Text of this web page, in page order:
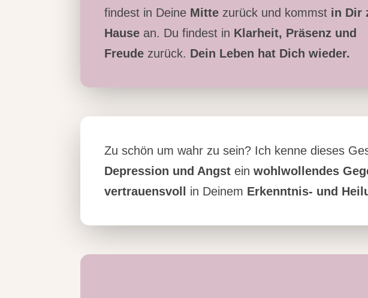
findest in Deine Mitte zurück und kommst in Dir
Hause an. Du findest in Klarheit, Präsenz und
Freude zurück. Dein Leben hat Dich wieder.
Zu schön um wahr zu sein? Ich kenne dieses
Depression und Angst einwohlwollendes
vertrauensvoll
in Deinem Erkenntnis- und